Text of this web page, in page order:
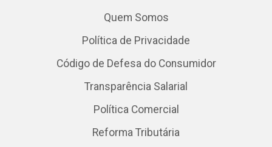
Quem Somos
Política de Privacidade
Código de Defesa do Consumidor
Transparência Salarial
Política Comercial
Reforma Tributária